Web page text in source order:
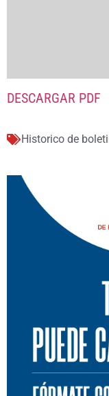
DESCARGAR PDF
Historico de